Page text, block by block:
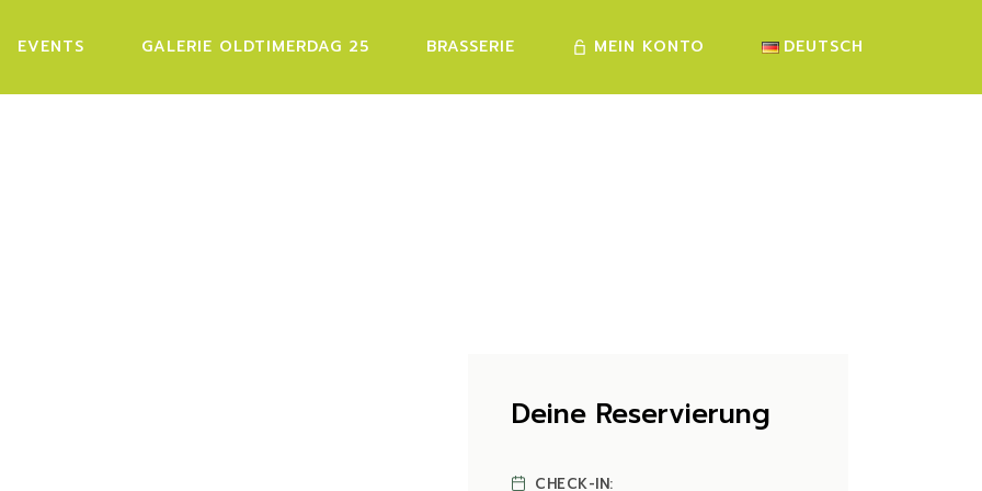
EVENTS GALERIE OLDTIMERDAG 25 BRASSERIE MEIN KONTO DEUTSCH
Deine Reservierung
CHECK-IN: